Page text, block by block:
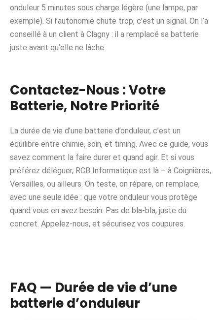
onduleur 5 minutes sous charge légère (une lampe, par
exemple). Si l’autonomie chute trop, c’est un signal. On l’a
conseillé à un client à Clagny : il a remplacé sa batterie
juste avant qu’elle ne lâche.
Contactez-Nous : Votre
Batterie, Notre Priorité
La durée de vie d’une batterie d’onduleur, c’est un
équilibre entre chimie, soin, et timing. Avec ce guide, vous
savez comment la faire durer et quand agir. Et si vous
préférez déléguer, RCB Informatique est là – à Coignières,
Versailles, ou ailleurs. On teste, on répare, on remplace,
avec une seule idée : que votre onduleur vous protège
quand vous en avez besoin. Pas de bla-bla, juste du
concret. Appelez-nous, et sécurisez vos coupures.
FAQ — Durée de vie d’une
batterie d’onduleur